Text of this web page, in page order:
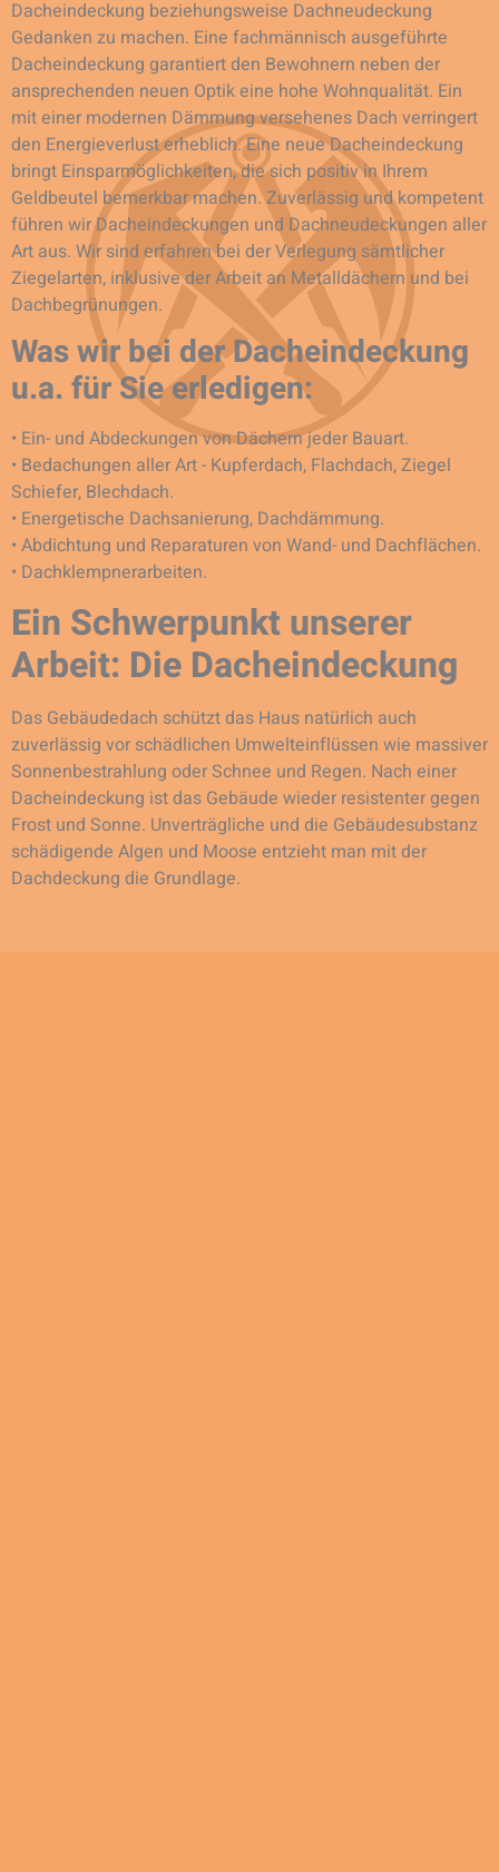
Dacheindeckung beziehungsweise Dachneudeckung
Gedanken zu machen. Eine fachmännisch ausgeführte
Dacheindeckung garantiert den Bewohnern neben der
ansprechenden neuen Optik eine hohe Wohnqualität. Ein
mit einer modernen Dämmung versehenes Dach verringert
den Energieverlust erheblich. Eine neue Dacheindeckung
bringt Einsparmöglichkeiten, die sich positiv in Ihrem
Geldbeutel bemerkbar machen. Zuverlässig und kompetent
führen wir Dacheindeckungen und Dachneudeckungen aller
Art aus. Wir sind erfahren bei der Verlegung sämtlicher
Ziegelarten, inklusive der Arbeit an Metalldächern und bei
Dachbegrünungen.
Was wir bei der Dacheindeckung
u.a. für Sie erledigen:
• Ein- und Abdeckungen von Dächern jeder Bauart.
• Bedachungen aller Art - Kupferdach, Flachdach, Ziegel
Schiefer, Blechdach.
• Energetische Dachsanierung, Dachdämmung.
• Abdichtung und Reparaturen von Wand- und Dachflächen.
• Dachklempnerarbeiten.
Ein Schwerpunkt unserer
Arbeit: Die Dacheindeckung
Das Gebäudedach schützt das Haus natürlich auch
zuverlässig vor schädlichen Umwelteinflüssen wie massiver
Sonnenbestrahlung oder Schnee und Regen. Nach einer
Dacheindeckung ist das Gebäude wieder resistenter gegen
Frost und Sonne. Unverträgliche und die Gebäudesubstanz
schädigende Algen und Moose entzieht man mit der
Dachdeckung die Grundlage.